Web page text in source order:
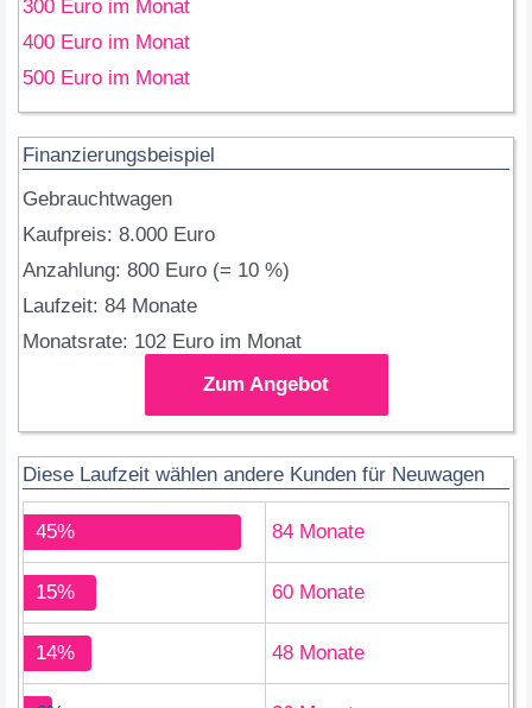
300 Euro im Monat
400 Euro im Monat
500 Euro im Monat
Finanzierungsbeispiel
Gebrauchtwagen
Kaufpreis: 8.000 Euro
Anzahlung: 800 Euro (= 10 %)
Laufzeit: 84 Monate
Monatsrate: 102 Euro im Monat
Zum Angebot
Diese Laufzeit wählen andere Kunden für Neuwagen
45% 84 Monate
15% 60 Monate
14% 48 Monate